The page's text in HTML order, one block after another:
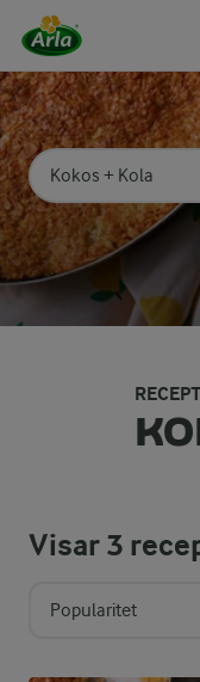
Sök på kategori
Skriv in sökord för att
Visar3
Popularitet